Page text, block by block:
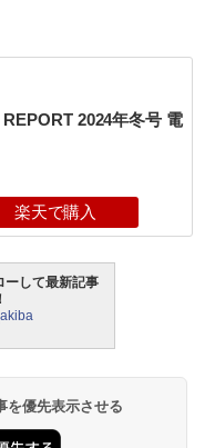
2024年冬号 電
楽天で購入
して最新記事
を優先表示させる